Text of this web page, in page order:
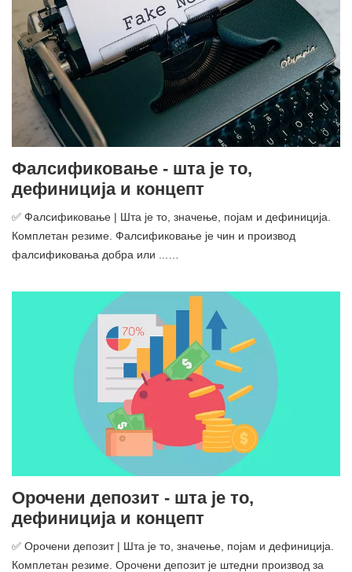
Фалсификовање - шта је то,
дефиниција и концепт
✅ Фалсификовање | Шта је то, значење, појам и дефиниција.
Комплетан резиме. Фалсификовање је чин и производ
фалсификовања добра или ...…
Орочени депозит - шта је то,
дефиниција и концепт
✅ Орочени депозит | Шта је то, значење, појам и дефиниција.
Комплетан резиме. Орочени депозит је штедни производ за